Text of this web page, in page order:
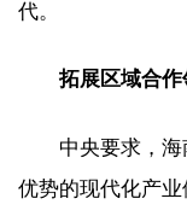
代。
拓展区域合作
中央要求，
优势的现代化产